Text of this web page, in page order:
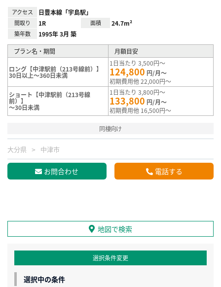
アクセス 日豊本線「宇島駅」
間取り 1R 面積 24.7m²
築年数 1995年 3月 築
プラン名・期間 月額目安
ロング【中津駅前（213号線前）】
30日以上～360日未満
1日当たり 3,500円～
124,800 円/月～
初期費用他 22,000円～
ショート【中津駅前（213号線
前）】
～30日未満
1日当たり 3,800円～
133,800 円/月～
初期費用他 16,500円～
同棲向け
大分県 中津市
お問合わせ 電話する
地図で検索
選択条件変更
選択中の条件